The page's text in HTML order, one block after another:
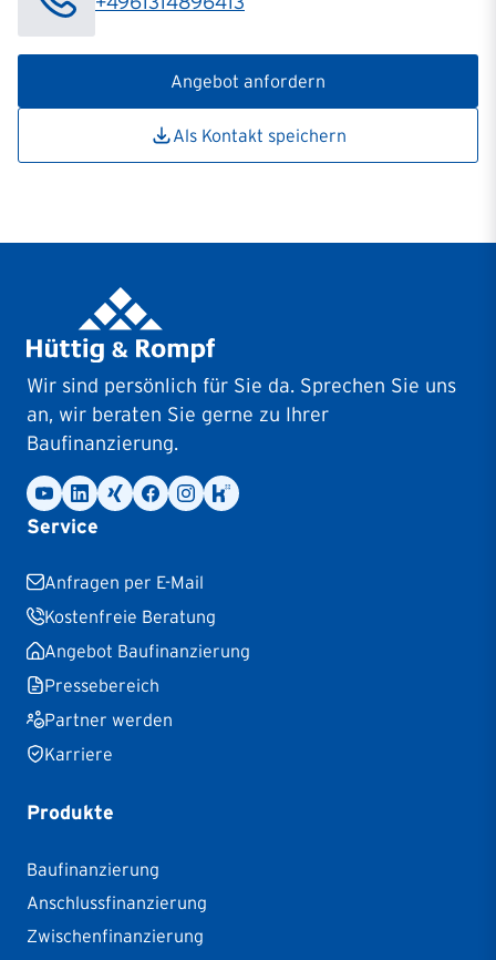
Angebot anfordern
Als Kontakt speichern
Wir sind persönlich für Sie da. Sprechen Sie uns
an, wir beraten Sie gerne zu Ihrer
Baufinanzierung.
Service
Anfragen per E-Mail
Kostenfreie Beratung
Angebot Baufinanzierung
Pressebereich
Partner werden
Karriere
Produkte
Baufinanzierung
Anschlussfinanzierung
Zwischenfinanzierung